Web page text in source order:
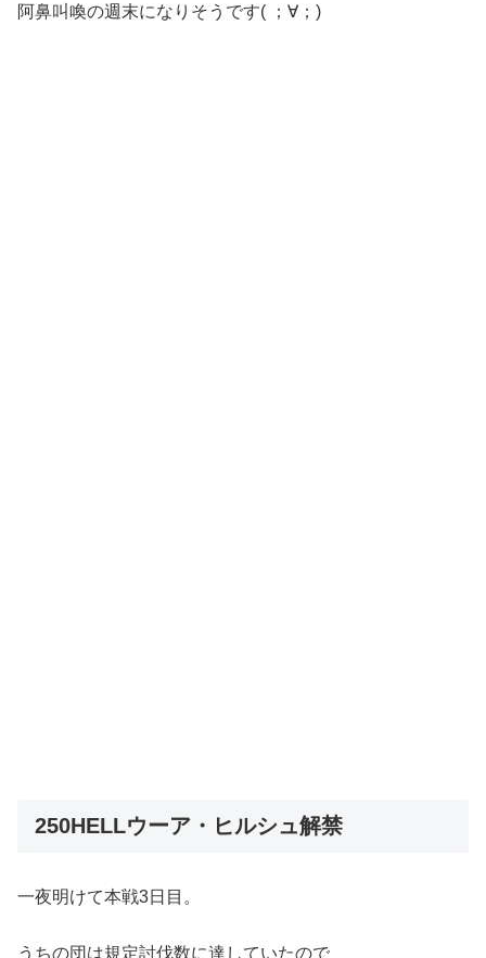
阿鼻叫喚の週末になりそうです( ；∀；)
250HELLウーア・ヒルシュ解禁
一夜明けて本戦3日目。
うちの団は規定討伐数に達していたので